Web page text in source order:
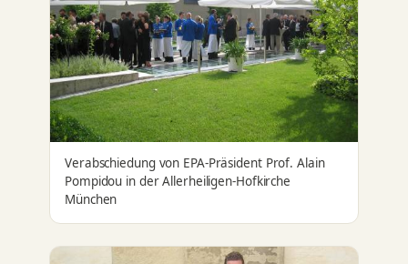
Verabschiedung von EPA-Präsident Prof. Alain
Pompidou in der Allerheiligen-Hofkirche
München